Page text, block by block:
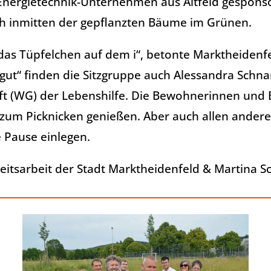
inmitten der gepflanzten Bäume im Grünen.
Tüpfelchen auf dem i“, betonte
finden die Sitzgruppe auch Alessandra
der Lebenshilfe. Die Bewohnerinnen
Picknicken genießen. Aber auch allen
einlegen.
der Stadt Marktheidenfeld & Martina